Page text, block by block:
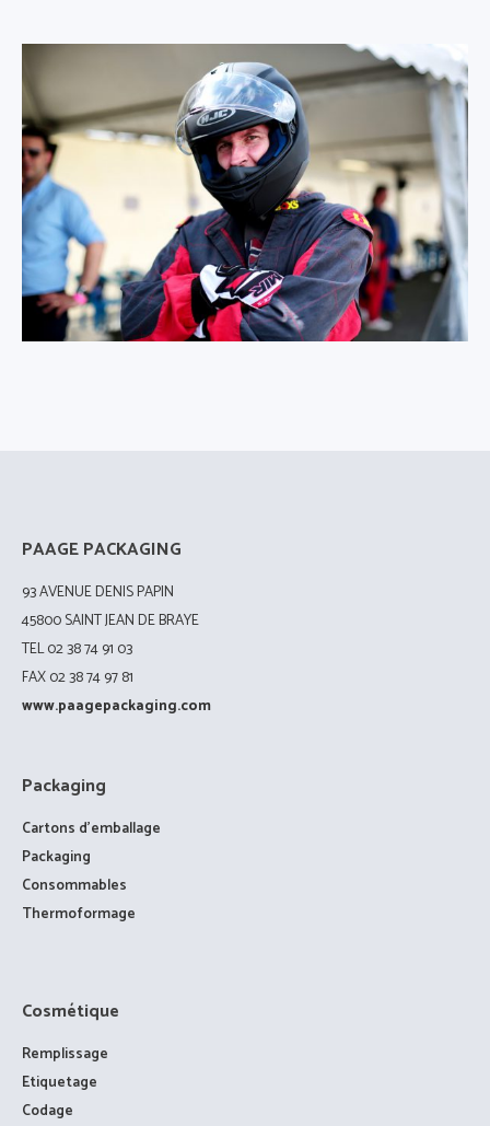
PAAGE PACKAGING
93 AVENUE DENIS PAPIN
45800 SAINT JEAN DE BRAYE
TEL 02 38 74 91 03
FAX 02 38 74 97 81
www.paagepackaging.com
Packaging
Cartons d’emballage
Packaging
Consommables
Thermoformage
Cosmétique
Remplissage
Etiquetage
Codage